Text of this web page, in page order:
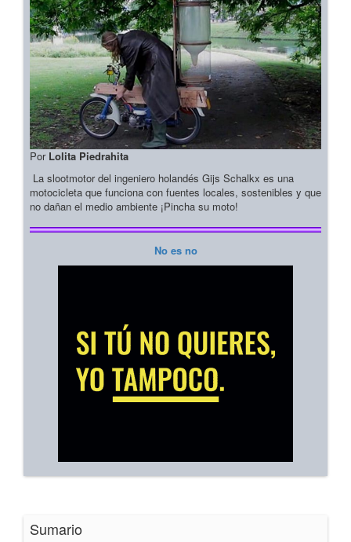
Por Lolita Piedrahita
La slootmotor del ingeniero holandés Gijs Schalkx es una
motocicleta que funciona con fuentes locales, sostenibles y que
no dañan el medio ambiente ¡Pincha su moto!
No es no
Sumario